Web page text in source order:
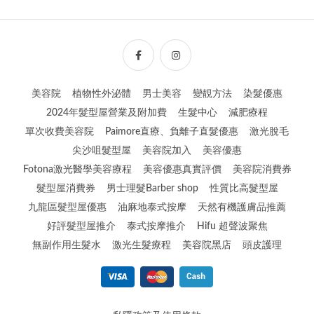
美容院 植物性外泌體 男士美容 變靚方法
染髮優惠
2024年髮型屋營業及附加費
生髮中心
減肥療程
單次收費美容院
Paimore直療、負離子直髮優惠
激光脫毛
尖沙咀髮型屋
美容院加入
美容優惠
Fotona激光醫學美容療程
美容優惠真實評價
美容院消費券
髮型屋消費券
男士理髮Barber shop
性質比高髮型屋
九龍區髮型屋優惠
油麻地泰式按摩
天然有機護膚品推薦
好評髮型屋推介
泰式按摩推介
Hifu 超聲波聚焦
無副作用生髮水
激光生髮療程 美容院黑店 頭皮護理